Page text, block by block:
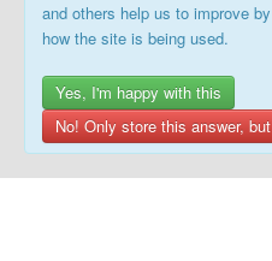
and others help us to improve
how the site is being used.
Yes, I'm happy with this
No! Only store this answer,